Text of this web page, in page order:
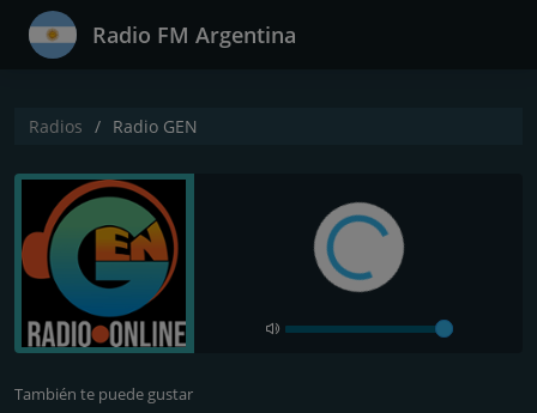
Radio FM Argentina
Radios Radio GEN
También te puede gustar